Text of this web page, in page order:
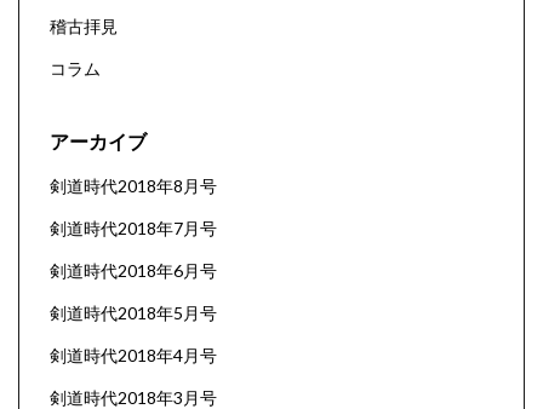
稽古拝見
コラム
アーカイブ
剣道時代2018年8月号
剣道時代2018年7月号
剣道時代2018年6月号
剣道時代2018年5月号
剣道時代2018年4月号
剣道時代2018年3月号